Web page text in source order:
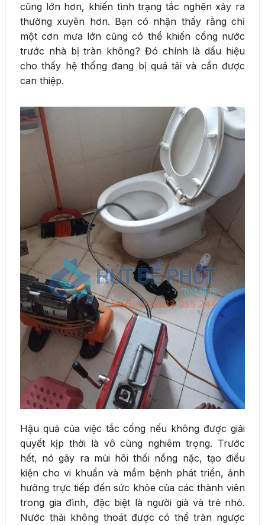
cũng lớn hơn, khiến tình trạng tắc nghẽn xảy ra
thường xuyên hơn. Bạn có nhận thấy rằng chỉ
một cơn mưa lớn cũng có thể khiến cống nước
trước nhà bị tràn không? Đó chính là dấu hiệu
cho thấy hệ thống đang bị quá tải và cần được
can thiệp.
Hậu quả của việc tắc cống nếu không được giải
quyết kịp thời là vô cùng nghiêm trọng. Trước
hết, nó gây ra mùi hôi thối nồng nặc, tạo điều
kiện cho vi khuẩn và mầm bệnh phát triển, ảnh
hưởng trực tiếp đến sức khỏe của các thành viên
trong gia đình, đặc biệt là người già và trẻ nhỏ.
Nước thải không thoát được có thể tràn ngược